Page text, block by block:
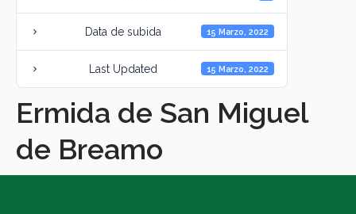
Data de subida 15 Marzo, 2022
Last Updated 15 Marzo, 2022
Ermida de San Miguel
de Breamo